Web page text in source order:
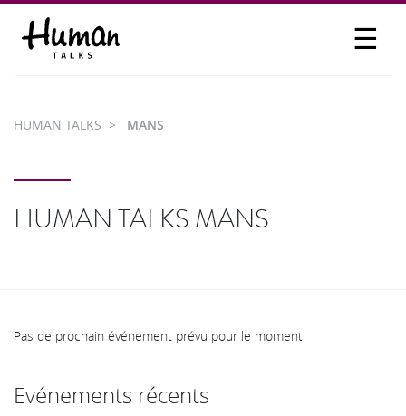
☰
HUMAN TALKS MANS
HUMAN TALKS MANS
Pas de prochain événement prévu pour le moment
Evénements récents